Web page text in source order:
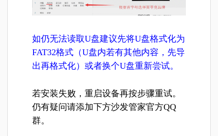
如仍无法读取U盘建议先将U盘格式化为
FAT32格式（U盘内若有其他内容，先导
出再格式化）或者换个U盘重新尝试。
若安装失败，重启设备再按步骤重试。
仍有疑问请添加下方沙发管家官方QQ
群。